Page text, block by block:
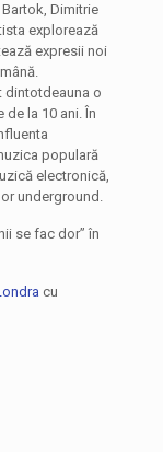
Dimitrie
explorează
expresii noi
dintotdeauna o
la 10 ani. În
populară
electronică,
underground.
se fac dor” în
cu